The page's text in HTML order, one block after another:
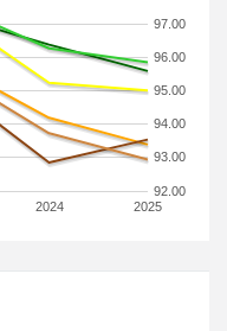
2024 2025
92.00
93.00
94.00
95.00
96.00
97.00